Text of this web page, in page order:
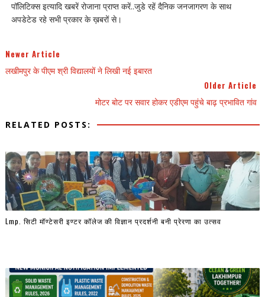
पॉलिटिक्स इत्यादि खबरें रोजाना प्राप्त करें..जुडे रहें दैनिक जनजागरण के साथ
अपडेटेड रहे सभी प्रकार के ख़बरों से।
Newer Article
लखीमपुर के पीएम श्री विद्यालयों ने लिखी नई इबारत
Older Article
मोटर बोट पर सवार होकर एडीएम पहुंचे बाढ़ प्रभावित गांव
RELATED POSTS:
Lmp. सिटी मॉण्टेसरी इण्टर कॉलेज की विज्ञान प्रदर्शनी बनी प्रेरणा का उत्सव